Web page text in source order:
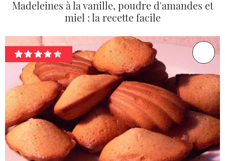
Madeleines à la vanille, poudre d'amandes et
miel : la recette facile